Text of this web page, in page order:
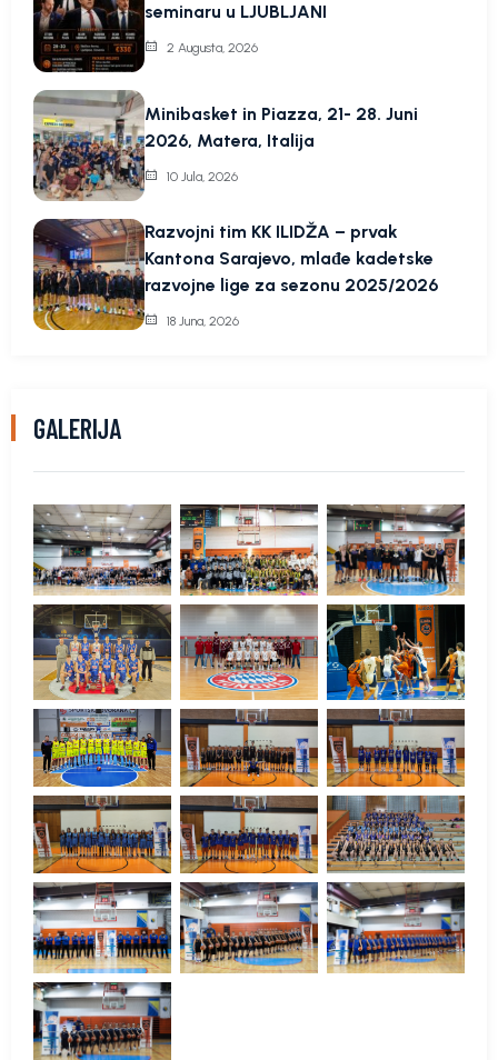
seminaru u LJUBLJANI
2 Augusta, 2026
Minibasket in Piazza, 21- 28. Juni
2026, Matera, Italija
10 Jula, 2026
Razvojni tim KK ILIDŽA – prvak
Kantona Sarajevo, mlađe kadetske
razvojne lige za sezonu 2025/2026
18 Juna, 2026
GALERIJA